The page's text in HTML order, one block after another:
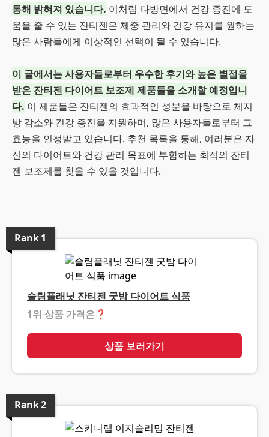
통해 밝혀져 있습니다. 이처럼 다방면에서 건강 증진에 도
움을 줄 수 있는 잔티젠은 체중 관리와 건강 유지를 원하는
많은 사람들에게 이상적인 선택이 될 수 있습니다.
이 글에서는 사용자들로부터 우수한 후기와 높은 별점을
받은 잔티젠 다이어트 보조제 제품들을 소개할 예정입니
다. 이 제품들은 잔티젠의 효과적인 성분을 바탕으로 체지
방 감소와 건강 증진을 지원하며, 많은 사용자들로부터 그
효능을 인정받고 있습니다. 추천 목록을 통해, 여러분은 자
신의 다이어트와 건강 관리 목표에 부합하는 최적의 잔티
젠 보조제를 찾을 수 있을 것입니다.
Rank1
슬림플래닛 잔티젠 굿밤 다이어트 식품
1위 상품 가격은
상품 보러가기
Rank2